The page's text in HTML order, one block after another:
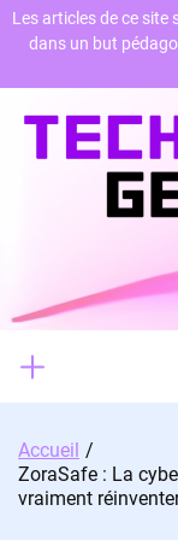
Skip
Accueil
ZoraSafe : La
vraiment
Les articles de ce site
dans un but